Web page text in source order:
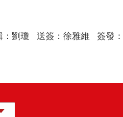
：劉瓊 送簽：徐雅維 簽發